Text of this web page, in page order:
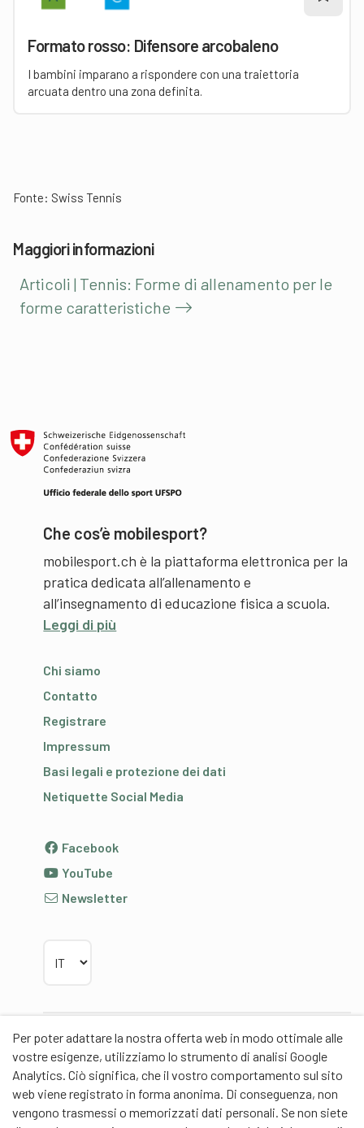
Per poter adattare la nostra offerta web in modo ottimale alle
vostre esigenze, utilizziamo lo strumento di analisi Google
Analytics. Ciò significa, che il vostro comportamento sul sito
web viene registrato in forma anonima. Di conseguenza, non
vengono trasmessi o memorizzati dati personali. Se non siete
Formato rosso: Difensore arcobaleno
I bambini imparano a rispondere con una traiettoria
arcuata dentro una zona definita.
Fonte: Swiss Tennis
Maggiori informazioni
Articoli | Tennis: Forme di allenamento per le
forme caratteristiche
Che cos’è mobilesport?
mobilesport.ch è la piattaforma elettronica per la
pratica dedicata all’allenamento e
all’insegnamento di educazione fisica a scuola.
Leggi di più
Chi siamo
Contatto
Registrare
Impressum
Basi legali e protezione dei dati
Netiquette Social Media
Facebook
YouTube
Newsletter
Partner